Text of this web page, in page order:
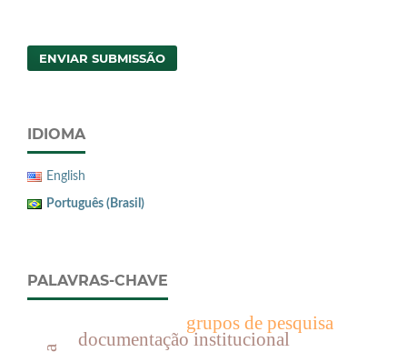
ENVIAR SUBMISSÃO
IDIOMA
English
Português (Brasil)
PALAVRAS-CHAVE
documentação institucional
grupos de pesquisa